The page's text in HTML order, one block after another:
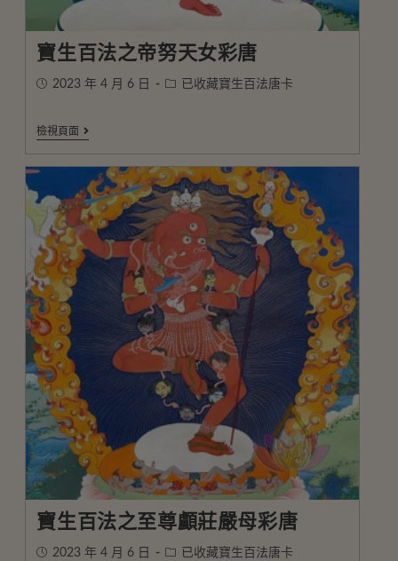
寶生百法之帝努天女彩唐
2023 年 4 月 6 日 已收藏寶生百法唐卡
檢視頁面
寶生百法之至尊顱莊嚴母彩唐
2023 年 4 月 6 日 已收藏寶生百法唐卡